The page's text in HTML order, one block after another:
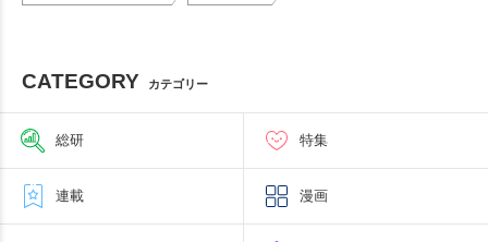
CATEGORY カテゴリー
総研 特集
連載 漫画